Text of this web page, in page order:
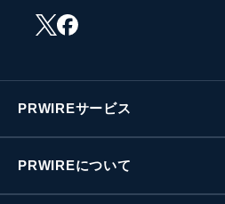
PRWIREサービス
PRWIREについて